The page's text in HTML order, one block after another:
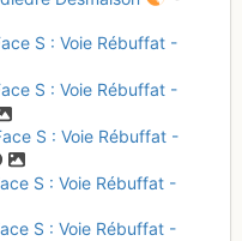
S : Voie Rébuffat -
S : Voie Rébuffat -
S : Voie Rébuffat -
S : Voie Rébuffat -
S : Voie Rébuffat -